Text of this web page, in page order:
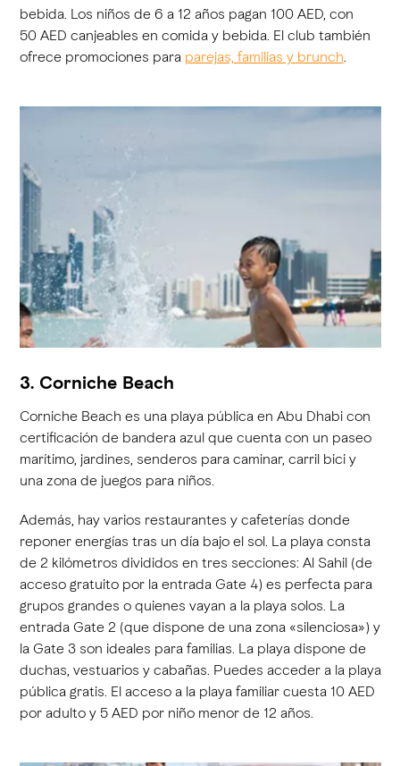
bebida. Los niños de 6 a 12 años pagan 100 AED, con
50 AED canjeables en comida y bebida. El club también
ofrece promociones para parejas, familias y brunch.
3. Corniche Beach
Corniche Beach es una playa pública en Abu Dhabi con
certificación de bandera azul que cuenta con un paseo
marítimo, jardines, senderos para caminar, carril bici y
una zona de juegos para niños.
Además, hay varios restaurantes y cafeterías donde
reponer energías tras un día bajo el sol. La playa consta
de 2 kilómetros divididos en tres secciones: Al Sahil (de
acceso gratuito por la entrada Gate 4) es perfecta para
grupos grandes o quienes vayan a la playa solos. La
entrada Gate 2 (que dispone de una zona «silenciosa») y
la Gate 3 son ideales para familias. La playa dispone de
duchas, vestuarios y cabañas. Puedes acceder a la playa
pública gratis. El acceso a la playa familiar cuesta 10 AED
por adulto y 5 AED por niño menor de 12 años.